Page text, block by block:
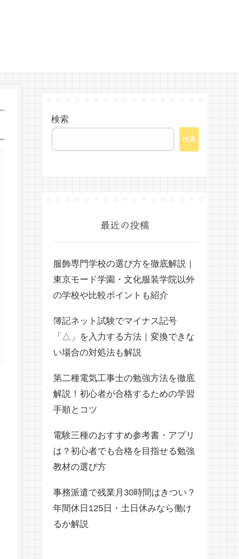
検索
検索
最近の投稿
服飾専門学校の選び方を徹底解説｜
東京モード学園・文化服装学院以外
の学校や比較ポイントも紹介
簿記ネット試験でマイナス記号
「△」を入力する方法｜変換できな
い場合の対処法も解説
第二種電気工事士の勉強方法を徹底
解説！初心者が合格するための学習
手順とコツ
電験三種のおすすめ参考書・アプリ
は？初心者でも合格を目指せる勉強
教材の選び方
事務派遣で残業月30時間はきつい？
年間休日125日・土日休みなら働け
るか解説